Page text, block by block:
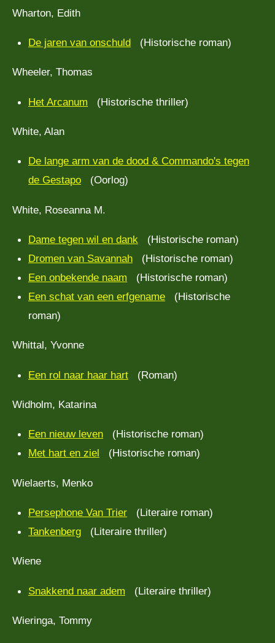
Wharton, Edith
De jaren van onschuld (Historische roman)
Wheeler, Thomas
Het Arcanum (Historische thriller)
White, Alan
De lange arm van de dood & Commando's tegen
de Gestapo (Oorlog)
White, Roseanna M.
Dame tegen wil en dank (Historische roman)
Dromen van Savannah (Historische roman)
Een onbekende naam (Historische roman)
Een schat van een erfgename (Historische
roman)
Whittal, Yvonne
Een rol naar haar hart (Roman)
Widholm, Katarina
Een nieuw leven (Historische roman)
Met hart en ziel (Historische roman)
Wielaerts, Menko
Persephone Van Trier (Literaire roman)
Tankenberg (Literaire thriller)
Wiene
Snakkend naar adem (Literaire thriller)
Wieringa, Tommy